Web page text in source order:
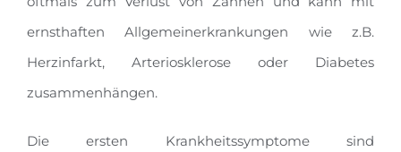
ernsthaften Allgemeinerkrankungen wie z.B.
Herzinfarkt, Arteriosklerose oder Diabetes
zusammenhängen.
Die ersten Krankheitssymptome sind